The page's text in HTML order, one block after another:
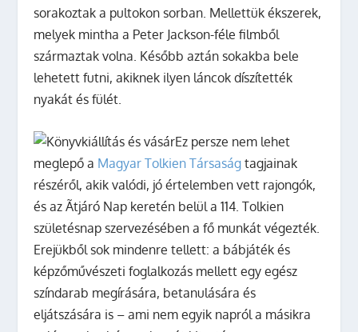
sorakoztak a pultokon sorban. Mellettük ékszerek,
melyek mintha a Peter Jackson-féle filmből
származtak volna. Később aztán sokakba bele
lehetett futni, akiknek ilyen láncok díszítették
nyakát és fülét.
Ez persze nem lehet
meglepő a Magyar Tolkien Társaság tagjainak
részéről, akik valódi, jó értelemben vett rajongók,
és az Ãtjáró Nap keretén belül a 114. Tolkien
születésnap szervezésében a fő munkát végezték.
Erejükből sok mindenre tellett: a bábjáték és
képzőművészeti foglalkozás mellett egy egész
színdarab megírására, betanulására és
eljátszására is – ami nem egyik napról a másikra